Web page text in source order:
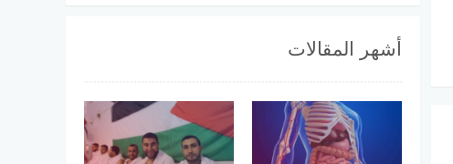
أشهر المقالات